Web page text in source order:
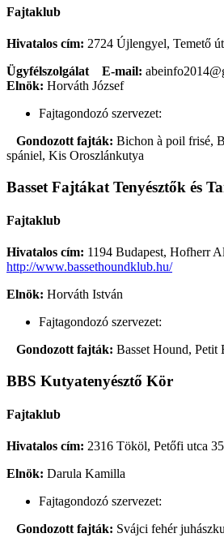
Fajtaklub
Hivatalos cím: 2724 Újlengyel, Temető
Ügyfélszolgálat
E-mail:
Elnök: Horváth József
Fajtagondozó szervezet:
Gondozott fajták: Bichon à poil frisé,
spániel, Kis Oroszlánkutya
Basset Fajtákat Tenyésztők és
Fajtaklub
Hivatalos cím: 1194 Budapest, Hofherr
http://www.bassethoundklub.hu/
Elnök: Horváth István
Fajtagondozó szervezet:
Gondozott fajták: Basset Hound, Petit
BBS Kutyatenyésztő Kör
Fajtaklub
Hivatalos cím: 2316 Tököl, Petőfi utca
Elnök: Darula Kamilla
Fajtagondozó szervezet:
Gondozott fajták: Svájci fehér